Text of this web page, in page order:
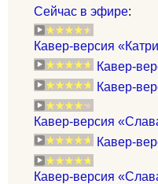
Сейчас в эфире:
Кавер-версия
Кавер-
Кавер-
Кавер-версия
Кавер-
Кавер-версия